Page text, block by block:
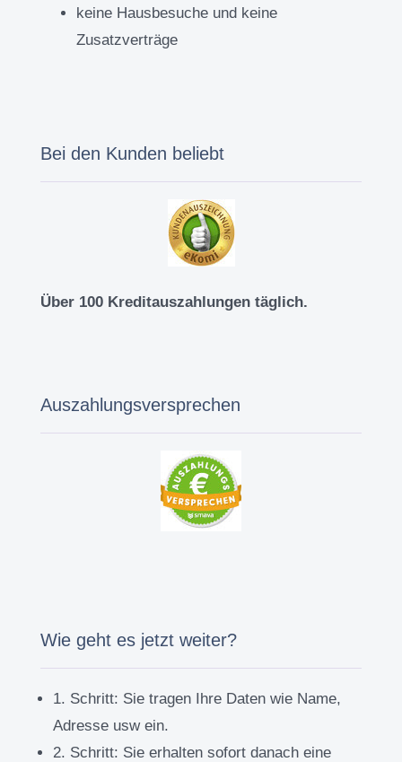
keine Hausbesuche und keine
Zusatzverträge
Bei den Kunden beliebt
Über 100 Kreditauszahlungen täglich.
Auszahlungsversprechen
Wie geht es jetzt weiter?
1. Schritt: Sie tragen Ihre Daten wie Name,
Adresse usw ein.
2. Schritt: Sie erhalten sofort danach eine